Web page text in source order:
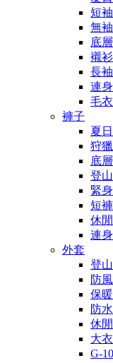
短
無
底
襯衫
長
連
毛衣
褲子
夏
狩
底層
登
緊
短褲
休
連
外套
登
防
保
防
休
大
G-